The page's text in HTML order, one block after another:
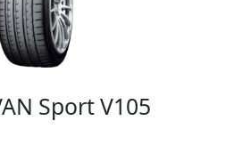
Sport V105